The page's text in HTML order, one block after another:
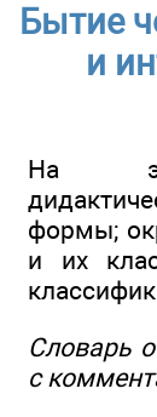
Бытие
и
На
формы;
и их
Словарь
с